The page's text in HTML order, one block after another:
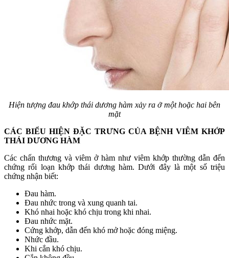
Hiện tượng đau khớp thái dương hàm xảy ra ở một hoặc hai bên
mặt
CÁC BIỂU HIỆN ĐẶC TRƯNG CỦA BỆNH VIÊM KHỚP
THÁI DƯƠNG HÀM
Các chấn thương và viêm ở hàm như viêm khớp thường dẫn đến
chứng rối loạn khớp thái dương hàm. Dưới đây là một số triệu
chứng nhận biết:
Đau hàm.
Đau nhức trong và xung quanh tai.
Khó nhai hoặc khó chịu trong khi nhai.
Đau nhức mặt.
Cứng khớp, dẫn đến khó mở hoặc đóng miệng.
Nhức đầu.
Khi cắn khó chịu.